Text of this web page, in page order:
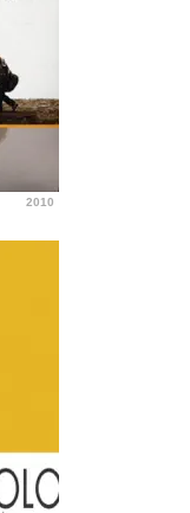
2010